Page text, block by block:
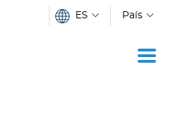
ES País